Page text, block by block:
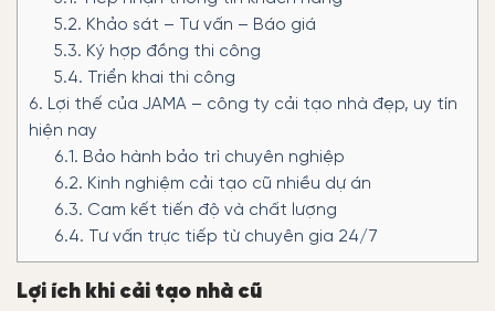
5.2. Khảo sát – Tư vấn – Báo giá
5.3. Ký hợp đồng thi công
5.4. Triển khai thi công
6. Lợi thế của JAMA – công ty cải tạo nhà đẹp, uy tín
hiện nay
6.1. Bảo hành bảo trì chuyên nghiệp
6.2. Kinh nghiệm cải tạo cũ nhiều dự án
6.3. Cam kết tiến độ và chất lượng
6.4. Tư vấn trực tiếp từ chuyên gia 24/7
Lợi ích khi cải tạo nhà cũ